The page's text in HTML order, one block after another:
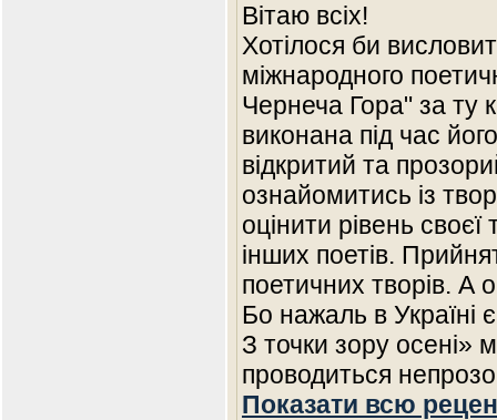
Вітаю всіх!
Хотілося би
міжнародного
Чернеча Гора" за ту
виконана під час
відкритий та
ознайомитись із
оцінити рівень своєї
інших поетів.
поетичних творів. А
Бо нажаль в Україні
З точки зору осені»
проводиться
Показати всю